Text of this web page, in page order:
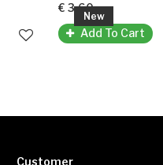
New
€ 3.60
Add To Cart
Customer